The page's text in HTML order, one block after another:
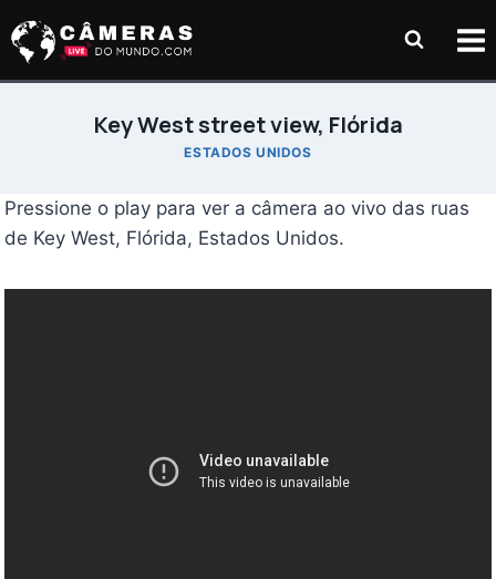
para
Key West street view, Flórida
ESTADOS UNIDOS
Pressione o play para ver a câmera ao vivo das ruas
de Key West, Flórida, Estados Unidos.